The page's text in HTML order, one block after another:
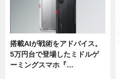
搭載AIが戦術をアドバイス。
5万円台で登場したミドルゲ
ーミングスマホ『…